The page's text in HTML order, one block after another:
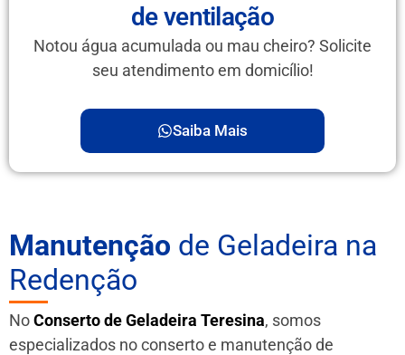
de ventilação
Notou água acumulada ou mau cheiro? Solicite
seu atendimento em domicílio!
Saiba Mais
Manutenção de Geladeira na
Redenção
NoConserto de Geladeira Teresina, somos
especializados no conserto e manutenção de